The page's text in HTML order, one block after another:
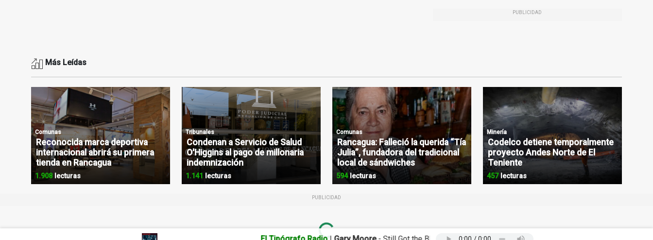
PUBLICIDAD
Más Leídas
Comunas
Reconocida marca deportiva
internacional abrirá su primera
tienda en Rancagua
1.908lecturas
Tribunales
Condenan a Servicio de Salud
O'Higgins al pago de millonaria
indemnización
1.141 lecturas
Comunas
Rancagua: Falleció la querida “Tía
Julia”, fundadora del tradicional
local de sándwiches
594lecturas
Minería
Codelco detiene temporalmente
proyecto Andes Norte de El
Teniente
457lecturas
PUBLICIDAD
Loading...